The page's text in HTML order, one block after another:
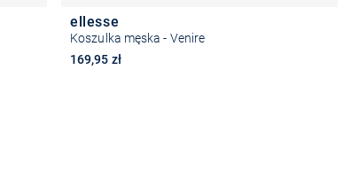
ellesse
Koszulka męska - Venire
169,95 zł